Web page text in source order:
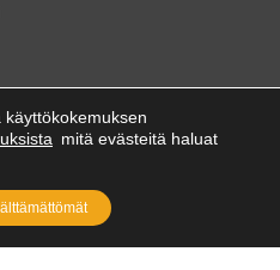
mitä evästeitä haluat